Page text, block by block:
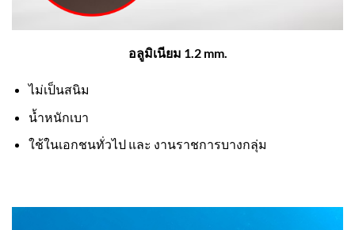
อลูมิเนียม 1.2 mm.
ไม่เป็นสนิม
น้ำหนักเบา
ใช้ในเอกชนทั่วไป และ งานราชการบางกลุ่ม